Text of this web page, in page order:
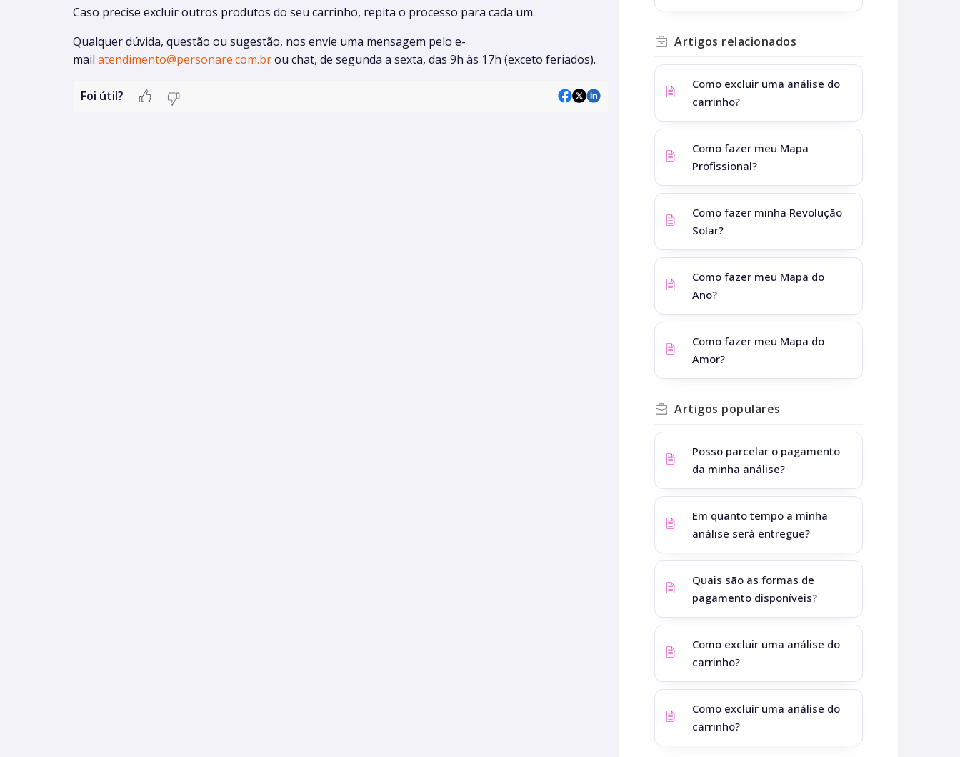
Caso precise excluir outros produtos do seu carrinho, repita o processo para cada um.
Qualquer dúvida, questão ou sugestão, nos envie uma mensagem pelo e-
mail atendimento@personare.com.brou chat, de segunda a sexta, das 9h às 17h (exceto feriados).
Foi útil?
Artigos relacionados
Como excluir uma análise do
carrinho?
Como fazer meu Mapa
Profissional?
Como fazer minha Revolução
Solar?
Como fazer meu Mapa do
Ano?
Como fazer meu Mapa do
Amor?
Artigos populares
Posso parcelar o pagamento
da minha análise?
Em quanto tempo a minha
análise será entregue?
Quais são as formas de
pagamento disponíveis?
Como excluir uma análise do
carrinho?
Como excluir uma análise do
carrinho?